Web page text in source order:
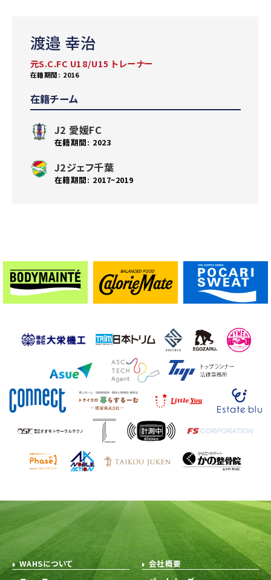
渡邉 幸治
元S.C.FC U18/U15 トレーナー
2016
在籍チーム
J2 愛媛FC
2023
J2ジェフ千葉
2017~2019
WAHSについて
会社概要